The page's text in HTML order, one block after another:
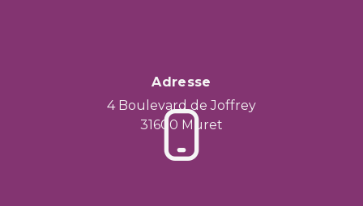
Adresse
4 Boulevard de Joffrey
31600 Muret